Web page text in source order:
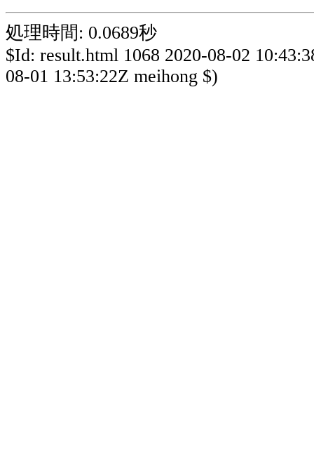
処理時間: 0.0689秒
$Id: result.html 1068 2020-08-02
08-01 13:53:22Z meihong $)